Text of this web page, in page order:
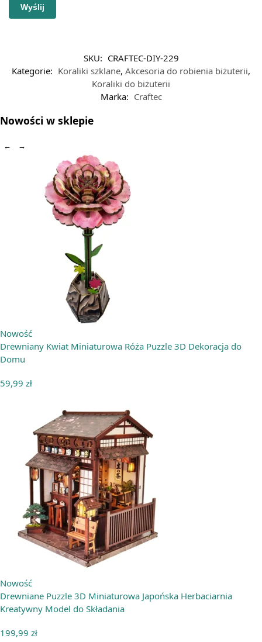
SKU: CRAFTEC-DIY-229
Kategorie: Koraliki szklane, Akcesoria do robienia biżuterii,
Koraliki do biżuterii
Marka: Craftec
Nowości w sklepie
← →
Nowość
Drewniany Kwiat Miniaturowa Róża Puzzle 3D Dekoracja do
Domu
59,99 zł
Nowość
Drewniane Puzzle 3D Miniaturowa Japońska Herbaciarnia
Kreatywny Model do Składania
199,99 zł